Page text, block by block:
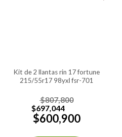
kit de 2 llantas rin 17 fortune
215/55r17 98yxl fsr-701
$807,800
$697,044
$600,900